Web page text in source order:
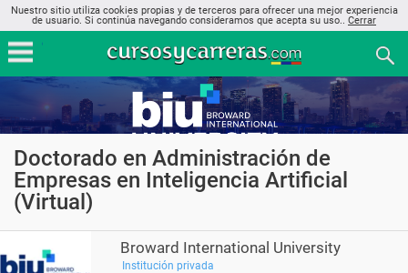
Nuestro sitio utiliza cookies propias y de terceros para ofrecer una mejor experiencia
de usuario. Si continúa navegando consideramos que acepta su uso.. Cerrar
Doctorado en Administración de
Empresas en Inteligencia Artificial
(Virtual)
Broward International University
Institución privada